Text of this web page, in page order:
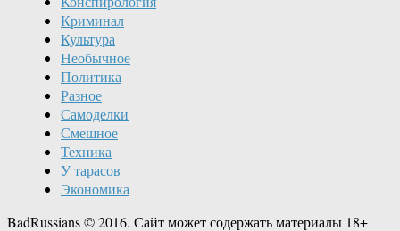
Криминал
Культура
Необычное
Политика
Разное
Самоделки
Смешное
Техника
У тарасов
Экономика
BadRussians © 2016. Сайт может содержать материалы 18+